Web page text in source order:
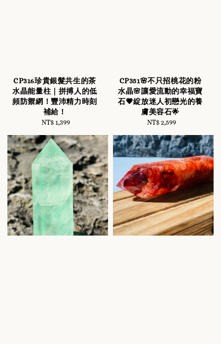
CP316珍貴銀髮共生的茶
水晶能量柱｜拼搏人的低
頻防禦網！豐沛精力時刻
補給！
Regular
NT$ 1,399
CP351🌸不只招桃花的粉
水晶🌸讓愛流動的幸福寶
石💗綻放迷人初戀光的養
膚美容石🌟
Regular
NT$ 2,599